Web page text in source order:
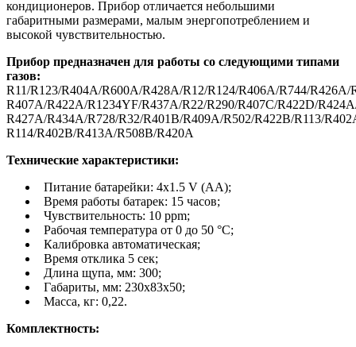
кондиционеров. Прибор отличается небольшими
габаритными размерами, малым энергопотреблением и
высокой чувствительностью.
Прибор предназначен для работы со следующими типами
газов:
R11/R123/R404A/R600A/R428A/R12/R124/R406A/R744/R426A/
R407A/R422A/R1234YF/R437A/R22/R290/R407C/R422D/
R427A/R434A/R728/R32/R401B/R409A/R502/R422B/R113/
R114/R402B/R413A/R508B/R420A
Технические характеристики:
Питание батарейки: 4х1.5 V (AA);
Время работы батарек: 15 часов;
Чувствительность: 10 ppm;
Рабочая температура от 0 до 50 °С;
Калибровка автоматическая;
Время отклика 5 сек;
Длина щупа, мм: 300;
Габариты, мм: 230х83х50;
Масса, кг: 0,22.
Комплектность: